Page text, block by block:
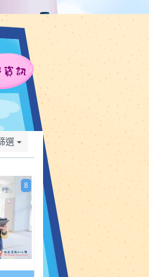
資訊
選
8